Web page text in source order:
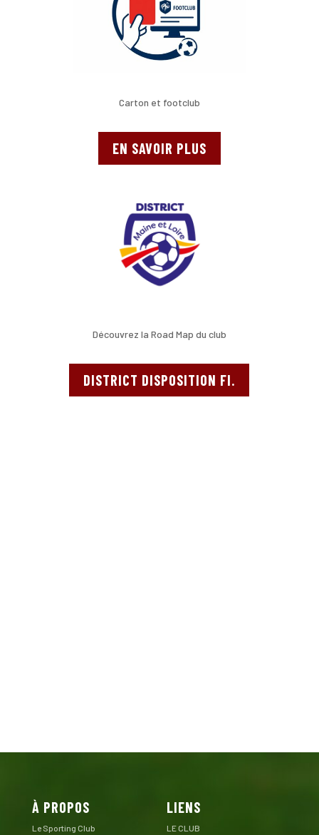
Carton et footclub
EN SAVOIR PLUS
Découvrez la Road Map du club
DISTRICT DISPOSITION FI.
À PROPOS
Le Sporting Club
LIENS
LE CLUB